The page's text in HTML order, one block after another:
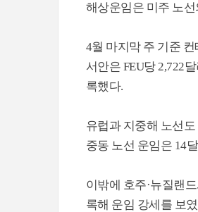
해상운임은 미주 노
4월 마지막 주 기준
서안은 FEU당 2,722
록했다.
유럽과 지중해 노선
중동 노선 운임은 14
이밖에 호주·뉴질랜
록해 운임 강세를 보